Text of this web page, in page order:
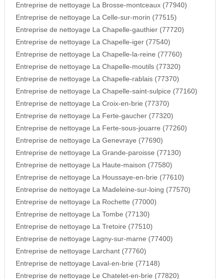
Entreprise de nettoyage La Brosse-montceaux (77940)
Entreprise de nettoyage La Celle-sur-morin (77515)
Entreprise de nettoyage La Chapelle-gauthier (77720)
Entreprise de nettoyage La Chapelle-iger (77540)
Entreprise de nettoyage La Chapelle-la-reine (77760)
Entreprise de nettoyage La Chapelle-moutils (77320)
Entreprise de nettoyage La Chapelle-rablais (77370)
Entreprise de nettoyage La Chapelle-saint-sulpice (77160)
Entreprise de nettoyage La Croix-en-brie (77370)
Entreprise de nettoyage La Ferte-gaucher (77320)
Entreprise de nettoyage La Ferte-sous-jouarre (77260)
Entreprise de nettoyage La Genevraye (77690)
Entreprise de nettoyage La Grande-paroisse (77130)
Entreprise de nettoyage La Haute-maison (77580)
Entreprise de nettoyage La Houssaye-en-brie (77610)
Entreprise de nettoyage La Madeleine-sur-loing (77570)
Entreprise de nettoyage La Rochette (77000)
Entreprise de nettoyage La Tombe (77130)
Entreprise de nettoyage La Tretoire (77510)
Entreprise de nettoyage Lagny-sur-marne (77400)
Entreprise de nettoyage Larchant (77760)
Entreprise de nettoyage Laval-en-brie (77148)
Entreprise de nettoyage Le Chatelet-en-brie (77820)